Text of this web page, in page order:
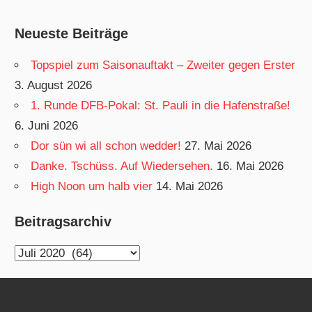
Neueste Beiträge
Topspiel zum Saisonauftakt – Zweiter gegen Erster
3. August 2026
1. Runde DFB-Pokal: St. Pauli in die Hafenstraße!
6. Juni 2026
Dor sün wi all schon wedder! 27. Mai 2026
Danke. Tschüss. Auf Wiedersehen. 16. Mai 2026
High Noon um halb vier 14. Mai 2026
Beitragsarchiv
Beitragsarchiv